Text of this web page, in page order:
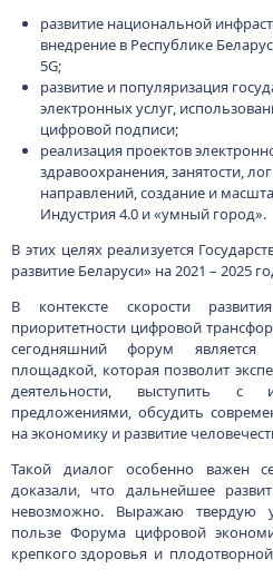
развитие национальной
внедрение в Республике
5G;
развитие и популяризация
электронных услуг,
цифровой подписи;
реализация проектов
здравоохранения, занятости,
направлений, создание и
Индустрия 4.0 и «умный город».
В этих целях реализуется
развитие Беларуси» на 2021 – 2025
В контексте скорости
приоритетности цифровой
сегодняшний форум является
площадкой, которая позволит
деятельности, выступить с
предложениями, обсудить
на экономику и развитие
Такой диалог особенно важен
доказали, что дальнейшее
невозможно. Выражаю твердую
пользе Форума цифровой
крепкого здоровья и